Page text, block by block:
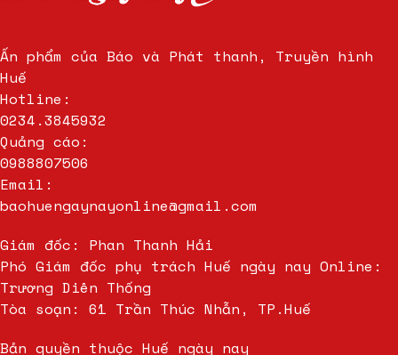
Ấn phẩm của Báo và Phát thanh, Truyền hình
Huế
Hotline:
0234.3845932
Quảng cáo:
0988807506
Email:
baohuengaynayonline@gmail.com
Giám đốc: Phan Thanh Hải
Phó Giám đốc phụ trách Huế ngày nay Online:
Trương Diên Thống
Tòa soạn: 61 Trần Thúc Nhẫn, TP.Huế
Bản quyền thuộc Huế ngày nay